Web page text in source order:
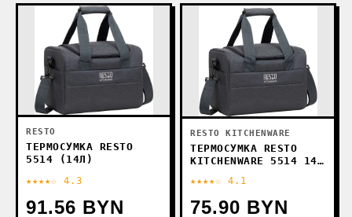
RESTO
ТЕРМОСУМКА RESTO
5514 (14Л)
★★★★☆ 4.3
91.56 BYN
RESTO KITCHENWARE
ТЕРМОСУМКА RESTO
KITCHENWARE 5514 14Л
★★★★☆ 4.1
75.90 BYN